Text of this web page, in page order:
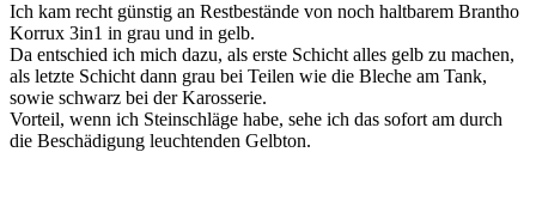
Ich kam recht günstig an Restbestände von noch haltbarem Brantho
Korrux 3in1 in grau und in gelb.
Da entschied ich mich dazu, als erste Schicht alles gelb zu machen,
als letzte Schicht dann grau bei Teilen wie die Bleche am Tank,
sowie schwarz bei der Karosserie.
Vorteil, wenn ich Steinschläge habe, sehe ich das sofort am durch
die Beschädigung leuchtenden Gelbton.